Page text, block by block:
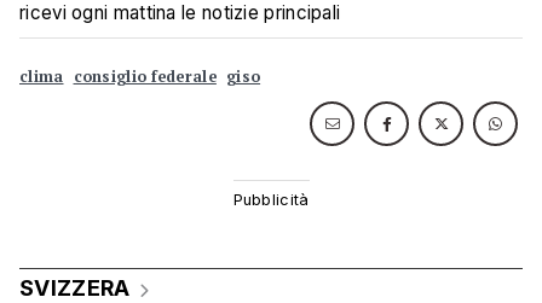
ricevi ogni mattina le notizie principali
clima consiglio federale giso
SVIZZERA